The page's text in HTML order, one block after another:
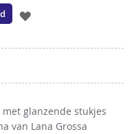
VOEG
VERLANGLIJST
glanzende stukjes
van Lana Grossa